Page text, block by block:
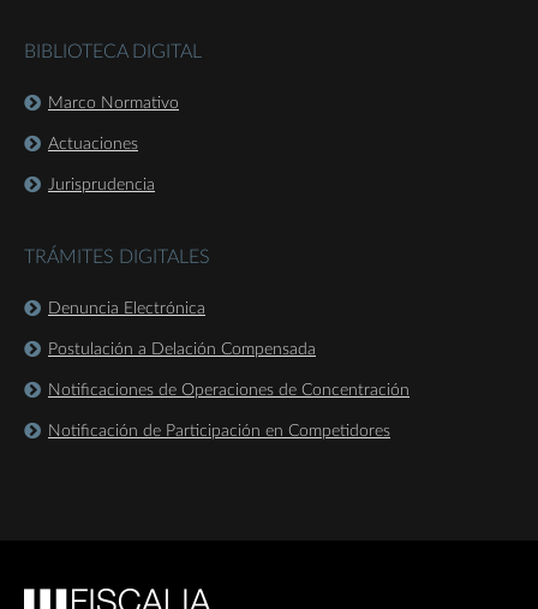
BIBLIOTECA DIGITAL
Marco Normativo
Actuaciones
Jurisprudencia
TRÁMITES DIGITALES
Denuncia Electrónica
Postulación a Delación Compensada
Notificaciones de Operaciones de Concentración
Notificación de Participación en Competidores